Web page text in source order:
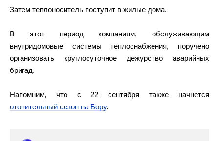
Затем теплоноситель поступит в жилые дома.
В этот период компаниям, обслуживающим
внутридомовые системы теплоснабжения, поручено
организовать круглосуточное дежурство аварийных
бригад.
Напомним, что с 22 сентября также начнется
отопительный сезон на Бору.